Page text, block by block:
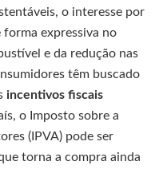
o interesse por
forma expressiva no
e da redução nas
têm buscado
incentivos fiscais
o Imposto sobre a
(IPVA) pode ser
torna a compra ainda